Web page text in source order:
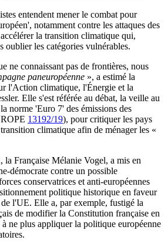
entendent mener le combat pour
notamment contre les attaques des
la transition climatique qui,
oublier les catégories vulnérables.
ne connaissant pas de frontières, nous
paneuropéenne », a estimé la
l'Action climatique, l'Énergie et la
Elle s'est référée au débat, la veille au
norme 'Euro 7' des émissions des
13192/19), pour critiquer les pays
climatique afin de ménager les «
la Française Mélanie Vogel, a mis en
démocrate contre un possible
conservatrices et anti-européennes
politique historique en faveur
l'UE. Elle a, par exemple, fustigé la
de modifier la Constitution française en
ne plus appliquer la politique européenne